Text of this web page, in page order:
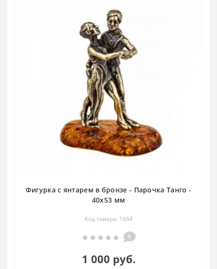
Фигурка с янтарем в бронзе - Парочка Танго -
40х53 мм
Код товара: 1664
0
1 000 руб.